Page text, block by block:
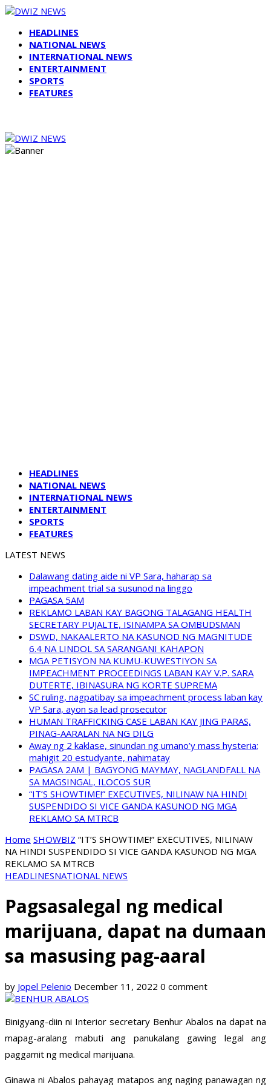
HEADLINES
NATIONAL NEWS
INTERNATIONAL NEWS
ENTERTAINMENT
SPORTS
FEATURES
HEADLINES
NATIONAL NEWS
INTERNATIONAL NEWS
ENTERTAINMENT
SPORTS
FEATURES
LATEST NEWS
Dalawang dating aide ni VP Sara, haharap sa
impeachment trial sa susunod na linggo
PAGASA 5AM
REKLAMO LABAN KAY BAGONG TALAGANG HEALTH
SECRETARY PUJALTE, ISINAMPA SA OMBUDSMAN
DSWD, NAKAALERTO NA KASUNOD NG MAGNITUDE
6.4 NA LINDOL SA SARANGANI KAHAPON
MGA PETISYON NA KUMU-KUWESTIYON SA
IMPEACHMENT PROCEEDINGS LABAN KAY V.P. SARA
DUTERTE, IBINASURA NG KORTE SUPREMA
SC ruling, nagpatibay sa impeachment process laban kay
VP Sara, ayon sa lead prosecutor
HUMAN TRAFFICKING CASE LABAN KAY JING PARAS,
PINAG-AARALAN NA NG DILG
Away ng 2 kaklase, sinundan ng umano’y mass hysteria;
mahigit 20 estudyante, nahimatay
PAGASA 2AM | BAGYONG MAYMAY, NAGLANDFALL NA
SA MAGSINGAL, ILOCOS SUR
“IT’S SHOWTIME!” EXECUTIVES, NILINAW NA HINDI
SUSPENDIDO SI VICE GANDA KASUNOD NG MGA
REKLAMO SA MTRCB
Home SHOWBIZ “IT’S SHOWTIME!” EXECUTIVES, NILINAW
NA HINDI SUSPENDIDO SI VICE GANDA KASUNOD NG MGA
REKLAMO SA MTRCB
HEADLINESNATIONAL NEWS
Pagsasalegal ng medical
marijuana, dapat na dumaan
sa masusing pag-aaral
by Jopel Pelenio December 11, 2022 0 comment
Binigyang-diin ni Interior secretary Benhur Abalos na dapat na
mapag-aralang mabuti ang panukalang gawing legal ang
paggamit ng medical marijuana.
Ginawa ni Abalos pahayag matapos ang naging panawagan ng